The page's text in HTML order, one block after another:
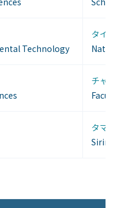
Technology
タイ
チャ
タマ